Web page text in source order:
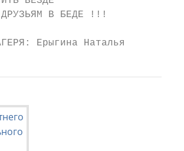
ДРУЗЬЯМ В БЕДЕ !!!
Ерыгина Наталья